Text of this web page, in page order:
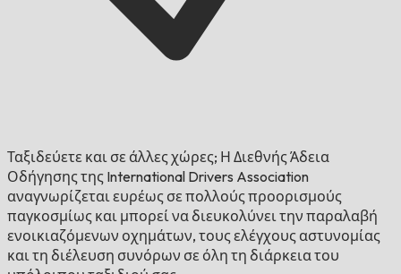
Ταξιδεύετε και σε άλλες χώρες; Η Διεθνής Άδεια
Οδήγησης της International Drivers Association
αναγνωρίζεται ευρέως σε πολλούς προορισμούς
παγκοσμίως και μπορεί να διευκολύνει την παραλαβή
ενοικιαζόμενων οχημάτων, τους ελέγχους αστυνομίας
και τη διέλευση συνόρων σε όλη τη διάρκεια του